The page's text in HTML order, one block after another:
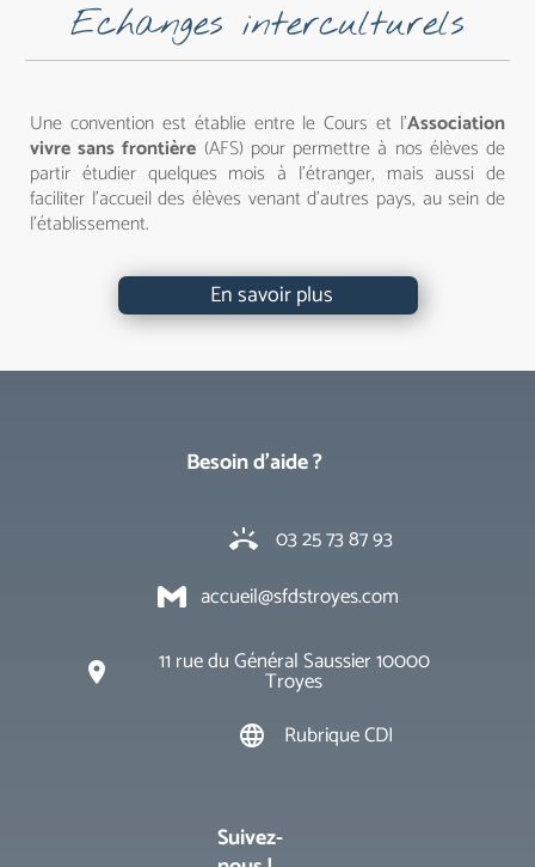
Echanges interculturels
Une convention est établie entre le Cours et l'Association
vivre sans frontière (AFS) pour permettre à nos élèves de
partir étudier quelques mois à l'étranger, mais aussi de
faciliter l'accueil des élèves venant d'autres pays, au sein de
l'établissement.
En savoir plus
Besoin d'aide ?
ring_volume
03 25 73 87 93
accueil@sfdstroyes.com
place 11 rue du Général Saussier 10000
Troyes
language Rubrique CDI
Suivez-